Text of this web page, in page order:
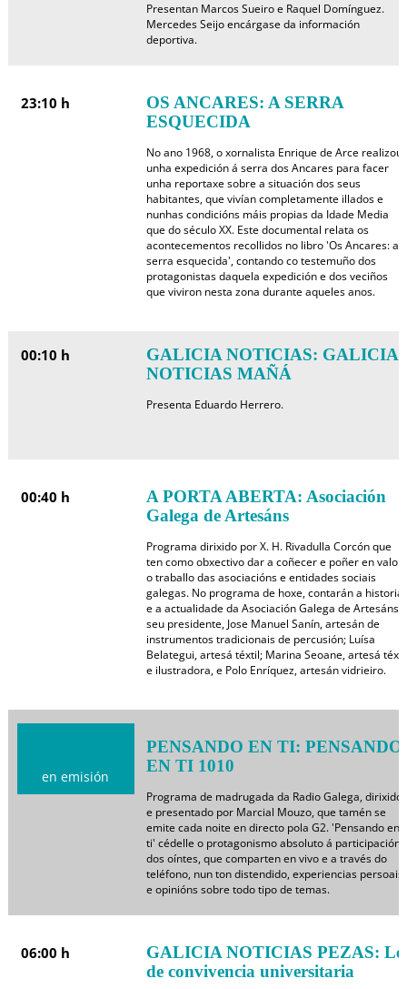
Presentan Marcos Sueiro e Raquel Domínguez.
Mercedes Seijo encárgase da información
deportiva.
23:10 h
OS ANCARES: A SERRA
ESQUECIDA
No ano 1968, o xornalista Enrique de Arce realizou
unha expedición á serra dos Ancares para facer
unha reportaxe sobre a situación dos seus
habitantes, que vivían completamente illados e
nunhas condicións máis propias da Idade Media
que do século XX. Este documental relata os
acontecementos recollidos no libro 'Os Ancares: a
serra esquecida', contando co testemuño dos
protagonistas daquela expedición e dos veciños
que viviron nesta zona durante aqueles anos.
00:10 h
GALICIA NOTICIAS: GALICIA
NOTICIAS MAÑÁ
Presenta Eduardo Herrero.
00:40 h
A PORTA ABERTA: Asociación
Galega de Artesáns
Programa dirixido por X. H. Rivadulla Corcón que
ten como obxectivo dar a coñecer e poñer en valor
o traballo das asociacións e entidades sociais
galegas. No programa de hoxe, contarán a historia
e a actualidade da Asociación Galega de Artesáns o
seu presidente, Jose Manuel Sanín, artesán de
instrumentos tradicionais de percusión; Luísa
Belategui, artesá téxtil; Marina Seoane, artesá téxtil
e ilustradora, e Polo Enríquez, artesán vidrieiro.
en emisión
PENSANDO EN TI: PENSANDO
EN TI 1010
Programa de madrugada da Radio Galega, dirixido
e presentado por Marcial Mouzo, que tamén se
emite cada noite en directo pola G2. 'Pensando en
ti' cédelle o protagonismo absoluto á participación
dos oíntes, que comparten en vivo e a través do
teléfono, nun ton distendido, experiencias persoais
e opinións sobre todo tipo de temas.
06:00 h
GALICIA NOTICIAS PEZAS: Lei
de convivencia universitaria